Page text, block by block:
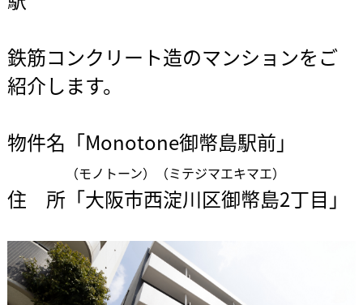
鉄筋コンクリート造のマンションをご
紹介します。
物件名「Monotone御幣島駅前」
（モノトーン）（ミテジマエキマエ）
住 所「大阪市西淀川区御幣島2丁目」